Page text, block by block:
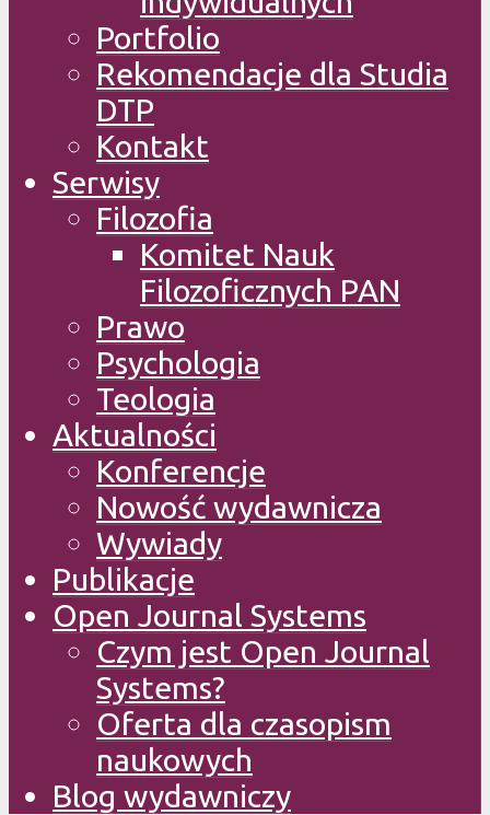
Portfolio
Rekomendacje dla Studia
DTP
Kontakt
Serwisy
Filozofia
Komitet Nauk
Filozoficznych PAN
Prawo
Psychologia
Teologia
Aktualności
Konferencje
Nowość wydawnicza
Wywiady
Publikacje
Open Journal Systems
Czym jest Open Journal
Systems?
Oferta dla czasopism
naukowych
Blog wydawniczy